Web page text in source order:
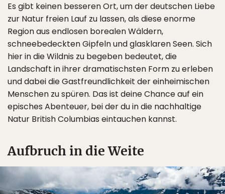
Es gibt keinen besseren Ort, um der deutschen Liebe
zur Natur freien Lauf zu lassen, als diese enorme
Region aus endlosen borealen Wäldern,
schneebedeckten Gipfeln und glasklaren Seen. Sich
hier in die Wildnis zu begeben bedeutet, die
Landschaft in ihrer dramatischsten Form zu erleben
und dabei die Gastfreundlichkeit der einheimischen
Menschen zu spüren. Das ist deine Chance auf ein
episches Abenteuer, bei der du in die nachhaltige
Natur British Columbias eintauchen kannst.
Aufbruch in die Weite